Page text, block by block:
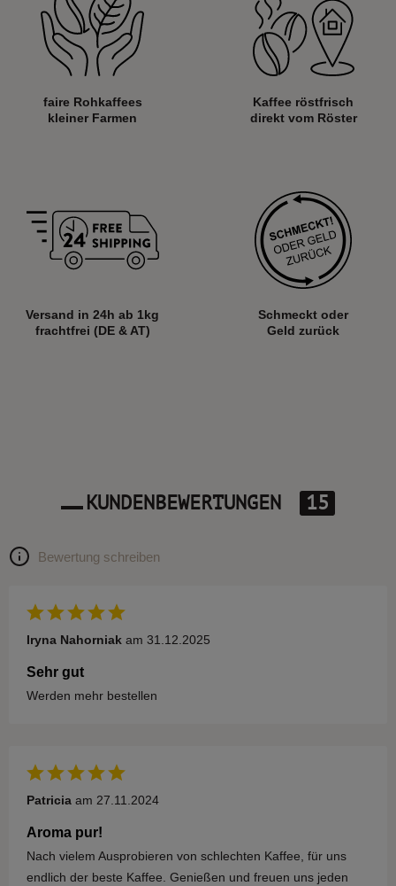
faire Rohkaffees
kleiner Farmen
Kaffee röstfrisch
direkt vom Röster
Versand in 24h ab 1kg
frachtfrei (DE & AT)
Schmeckt oder
Geld zurück
KUNDENBEWERTUNGEN 15
Bewertung schreiben
Iryna Nahorniak am 31.12.2025
Sehr gut
Werden mehr bestellen
Patricia am 27.11.2024
Aroma pur!
Nach vielem Ausprobieren von schlechten Kaffee, für uns
endlich der beste Kaffee. Genießen und freuen uns jeden